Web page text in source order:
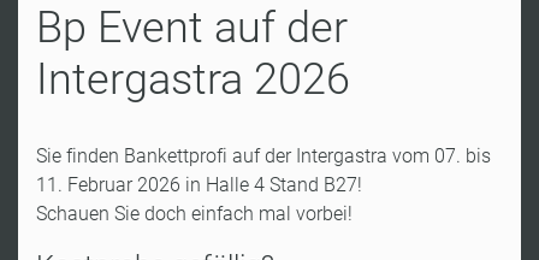
Bp Event auf der
Intergastra 2026
Sie finden Bankettprofi auf der Intergastra vom 07. bis
11. Februar 2026 in Halle 4 Stand B27!
Schauen Sie doch einfach mal vorbei!